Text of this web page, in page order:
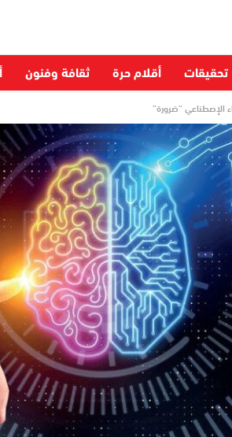
تحقيقات أقلام حرة ثقافة وفنون
الإصطناعي “ضرورة”